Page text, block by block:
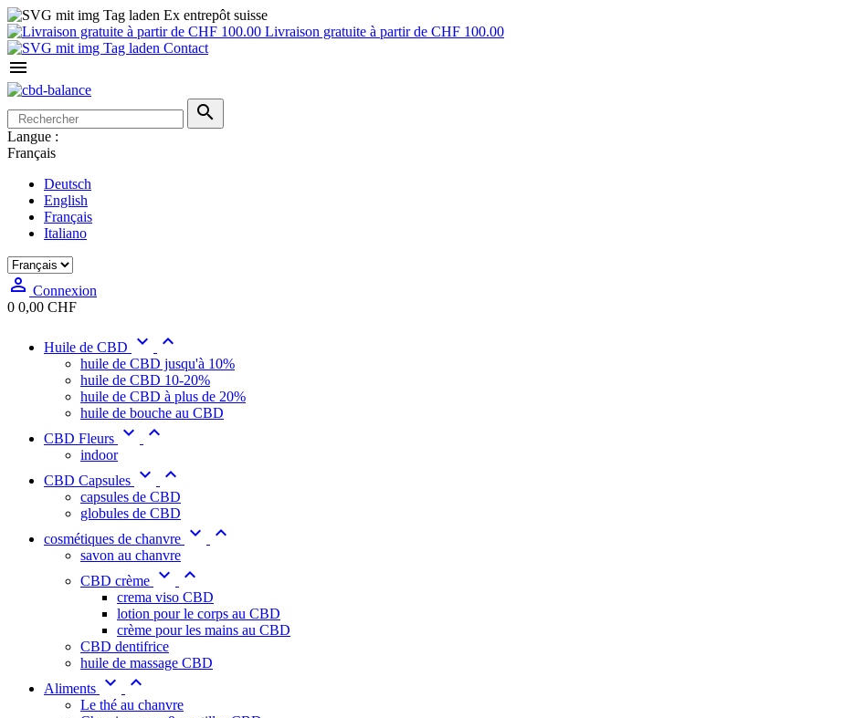
Ex entrepôt suisse
Livraison gratuite à partir de CHF 100.00
Contact


Langue :
Français
Deutsch
English
Français
Italiano
 Connexion
0 0,00 CHF
Huile de CBD  
huile de CBD jusqu'à 10%
huile de CBD 10-20%
huile de CBD à plus de 20%
huile de bouche au CBD
CBD Fleurs  
indoor
CBD Capsules  
capsules de CBD
globules de CBD
cosmétiques de chanvre  
savon au chanvre
CBD crème  
crema viso CBD
lotion pour le corps au CBD
crème pour les mains au CBD
CBD dentifrice
huile de massage CBD
Aliments  
Le thé au chanvre